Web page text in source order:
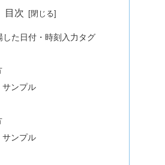
目次
した日付・時刻入力タグ
サンプル
サンプル